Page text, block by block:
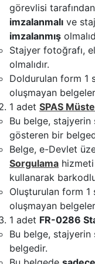
görevlisi tarafından
imzalanmalı ve
imzalanmış
Stajyer fotoğrafı,
olmalıdır.
Doldurulan form 1
oluşmayan
1 adet SPAS
Bu belge, stajyerin
gösteren bir
Belge, e-Devlet
Sorgulama hizmeti
kullanarak
Oluşturulan form 1
oluşmayan
1 adet FR-0286
Bu belge,
belgedir.